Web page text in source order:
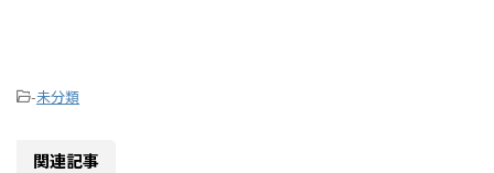
-未分類
関連記事